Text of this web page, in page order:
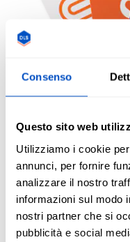
Consenso
Questo sito web
Utilizziamo i cookie
annunci, per fornire
analizzare il nostro
informazioni sul modo
nostri partner che si
pubblicità e social
Cartellini
Un must per qualsiasi
vendita di indumenti o
boutique nel cuore
cartellinoè il primo
informazioni su prezzi,
contiene due tipi di